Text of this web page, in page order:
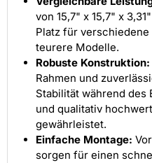
von 15,7" x 15,7" x
Platz für
teurere Modelle.
Robuste Konstruktion:
Rahmen und
Stabilität während des
und qualitativ
gewährleistet.
Einfache Montage:
sorgen für einen